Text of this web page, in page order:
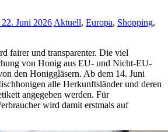
22. Juni 2026 Aktuell, Europa, Shopping,
fairer und transparenter. Die viel
von Honig aus EU- und Nicht-EU-
den Honiggläsern. Ab dem 14. Juni
alle Herkunftsländer und deren
angegeben werden. Für
wird damit erstmals auf